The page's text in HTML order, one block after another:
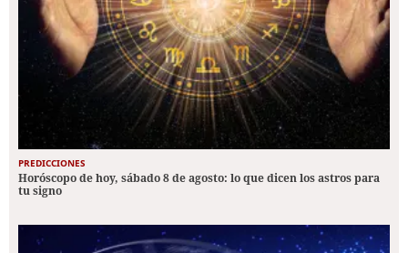
PREDICCIONES
Horóscopo de hoy, sábado 8 de agosto: lo que dicen los astros para
tu signo